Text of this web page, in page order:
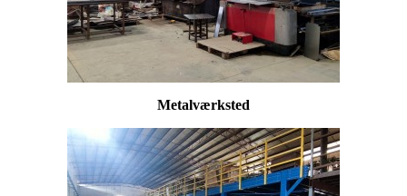
Metalværksted